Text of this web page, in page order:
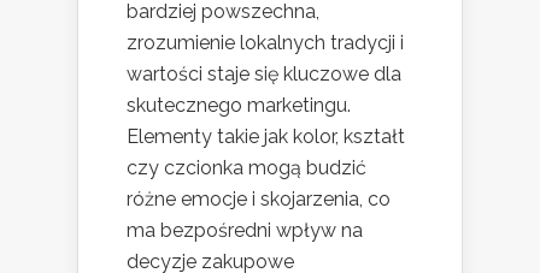
bardziej powszechna,
zrozumienie lokalnych tradycji i
wartości staje się kluczowe dla
skutecznego marketingu.
Elementy takie jak kolor, kształt
czy czcionka mogą budzić
różne emocje i skojarzenia, co
ma bezpośredni wpływ na
decyzje zakupowe